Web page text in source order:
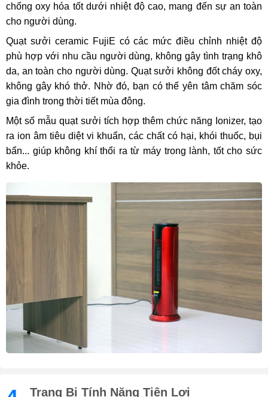
chống oxy hóa tốt dưới nhiệt độ cao, mang đến sự an toàn
cho người dùng.
Quạt sưởi ceramic FujiE có các mức điều chỉnh nhiệt độ
phù hợp với nhu cầu người dùng, không gây tình trạng khô
da, an toàn cho người dùng. Quạt sưởi không đốt cháy oxy,
không gây khó thở. Nhờ đó, bạn có thể yên tâm chăm sóc
gia đình trong thời tiết mùa đông.
Một số mẫu quạt sưởi tích hợp thêm chức năng Ionizer, tạo
ra ion âm tiêu diệt vi khuẩn, các chất có hại, khói thuốc, bụi
bẩn... giúp không khí thổi ra từ máy trong lành, tốt cho sức
khỏe.
Trang Bị Tính Năng Tiện Lợi